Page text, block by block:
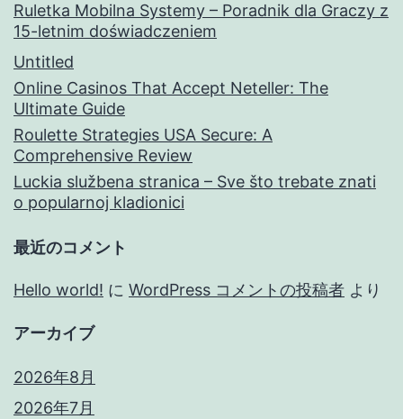
Ruletka Mobilna Systemy – Poradnik dla Graczy z
15-letnim doświadczeniem
Untitled
Online Casinos That Accept Neteller: The
Ultimate Guide
Roulette Strategies USA Secure: A
Comprehensive Review
Luckia službena stranica – Sve što trebate znati
o popularnoj kladionici
最近のコメント
Hello world! に WordPress コメントの投稿者 より
アーカイブ
2026年8月
2026年7月